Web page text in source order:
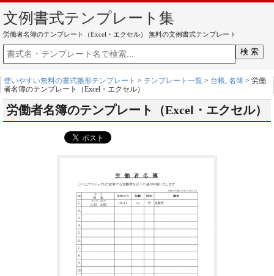
文例書式テンプレート集
労働者名簿のテンプレート（Excel・エクセル） 無料の文例書式テンプレート
使いやすい無料の書式雛形テンプレート > テンプレート一覧 > 台帳, 名簿 > 労働
者名簿のテンプレート（Excel・エクセル）
労働者名簿のテンプレート（Excel・エクセル）